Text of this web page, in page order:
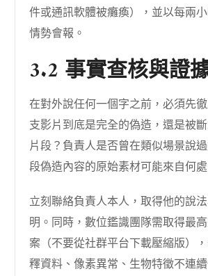
件或通訊軟體被癱瘓），並以每兩
情勢會報。
3.2 事實查核與證
在對外說任何一個字之前，必須先
支影片到底是完全的偽造，還是被
片段？負責人是否曾在類似場景說
段偽造內容的原始素材可能來自何處
立刻聯絡負責人本人，取得他的說
明。同時，數位鑑識團隊需取得最
案（不要從社群平台下載壓縮版）
釋資料、像素異常、生物特徵不連